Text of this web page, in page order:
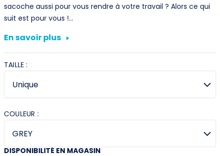
sacoche aussi pour vous rendre à votre travail ? Alors ce qui
suit est pour vous !…
En savoir plus
TAILLE :
COULEUR :
DISPONIBILITÉ EN MAGASIN